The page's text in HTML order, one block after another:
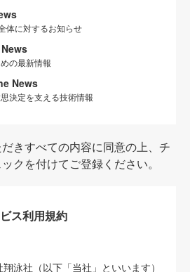
体に対するお知らせ
の最新情報
News
決定を支える技術情報
きすべての内容に同意の上、チ
クを付けてご登録ください。
ス利用規約
泳社（以下「当社」といいます）